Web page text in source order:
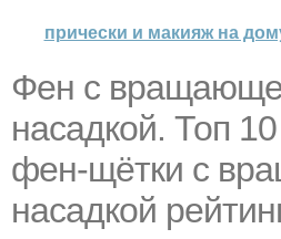
прически и макияж на
Фен с
насадкой. Топ
фен-щётки с
насадкой